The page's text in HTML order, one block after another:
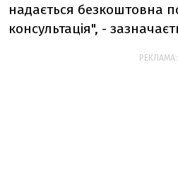
надається безкоштовна
консультація", -
РЕКЛАМА: